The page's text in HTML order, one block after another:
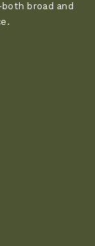
broad and